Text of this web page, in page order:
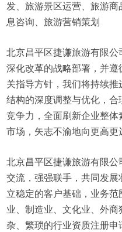
发、旅游景区运营、旅游
息咨询、旅游营销策划
北京昌平区捷谦旅游有限
深化改革的战略部署，并
关指导方针，我们将持续
结构的深度调整与优化，
竞争力，全面刷新企业整
市场，矢志不渝地向更高更
北京昌平区捷谦旅游有限
交流，强强联手，共同发
立稳定的客户基础，业务
业、制造业、文化业、外
杂、繁琐的行业资质注册